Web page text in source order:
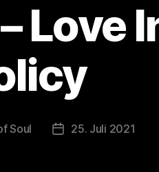
Love
Soul 25. Juli 2021